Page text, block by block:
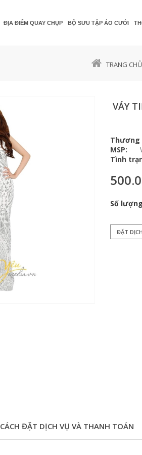
ĐỊA ĐIỂM QUAY CHỤP BỘ SƯU TẬP ÁO CƯỚI
TRANG CHỦ
VÁY
Thương
MSP:
Tình
Số
ĐẶT
CÁCH ĐẶT DỊCH VỤ VÀ THANH TOÁN